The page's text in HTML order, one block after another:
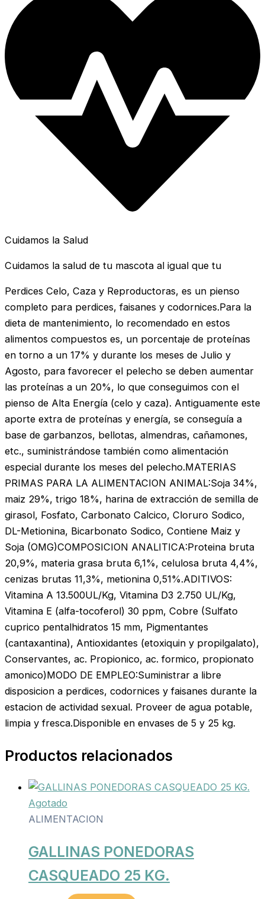
Cuidamos la Salud
Cuidamos la salud de tu mascota al igual que tu
Perdices Celo, Caza y Reproductoras, es un pienso
completo para perdices, faisanes y codornices.Para la
dieta de mantenimiento, lo recomendado en estos
alimentos compuestos es, un porcentaje de proteínas
en torno a un 17% y durante los meses de Julio y
Agosto, para favorecer el pelecho se deben aumentar
las proteínas a un 20%, lo que conseguimos con el
pienso de Alta Energía (celo y caza). Antiguamente este
aporte extra de proteínas y energía, se conseguía a
base de garbanzos, bellotas, almendras, cañamones,
etc., suministrándose también como alimentación
especial durante los meses del pelecho.MATERIAS
PRIMAS PARA LA ALIMENTACION ANIMAL:Soja 34%,
maiz 29%, trigo 18%, harina de extracción de semilla de
girasol, Fosfato, Carbonato Calcico, Cloruro Sodico,
DL-Metionina, Bicarbonato Sodico, Contiene Maiz y
Soja (OMG)COMPOSICION ANALITICA:Proteina bruta
20,9%, materia grasa bruta 6,1%, celulosa bruta 4,4%,
cenizas brutas 11,3%, metionina 0,51%.ADITIVOS:
Vitamina A 13.500UL/Kg, Vitamina D3 2.750 UL/Kg,
Vitamina E (alfa-tocoferol) 30 ppm, Cobre (Sulfato
cuprico pentalhidratos 15 mm, Pigmentantes
(cantaxantina), Antioxidantes (etoxiquin y propilgalato),
Conservantes, ac. Propionico, ac. formico, propionato
amonico)MODO DE EMPLEO:Suministrar a libre
disposicion a perdices, codornices y faisanes durante la
estacion de actividad sexual. Proveer de agua potable,
limpia y fresca.Disponible en envases de 5 y 25 kg.
Productos relacionados
Agotado
ALIMENTACION
GALLINAS PONEDORAS
CASQUEADO 25 KG.